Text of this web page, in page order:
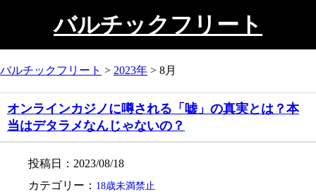
バルチックフリート
バルチックフリート > 2023年 > 8月
オンラインカジノに噂される「嘘」の真実とは？本
当はデタラメなんじゃないの？
投稿日：2023/08/18
カテゴリー： 18歳未満禁止